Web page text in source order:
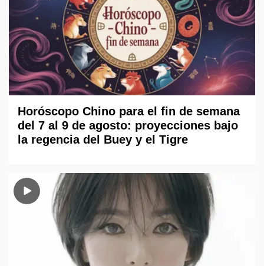
Horóscopo Chino para el fin de semana
del 7 al 9 de agosto: proyecciones bajo
la regencia del Buey y el Tigre